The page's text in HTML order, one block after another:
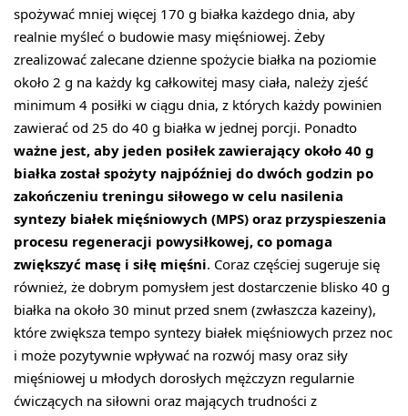
spożywać mniej więcej 170 g białka każdego dnia, aby
realnie myśleć o budowie masy mięśniowej. Żeby
zrealizować zalecane dzienne spożycie białka na poziomie
około 2 g na każdy kg całkowitej masy ciała, należy zjeść
minimum 4 posiłki w ciągu dnia, z których każdy powinien
zawierać od 25 do 40 g białka w jednej porcji. Ponadto
ważne jest, aby jeden posiłek zawierający około 40 g
białka został spożyty najpóźniej do dwóch godzin po
zakończeniu treningu siłowego w celu nasilenia
syntezy białek mięśniowych (MPS) oraz przyspieszenia
procesu regeneracji powysiłkowej, co pomaga
zwiększyć masę i siłę mięśni. Coraz częściej sugeruje się
również, że dobrym pomysłem jest dostarczenie blisko 40 g
białka na około 30 minut przed snem (zwłaszcza kazeiny),
które zwiększa tempo syntezy białek mięśniowych przez noc
i może pozytywnie wpływać na rozwój masy oraz siły
mięśniowej u młodych dorosłych mężczyzn regularnie
ćwiczących na siłowni oraz mających trudności z